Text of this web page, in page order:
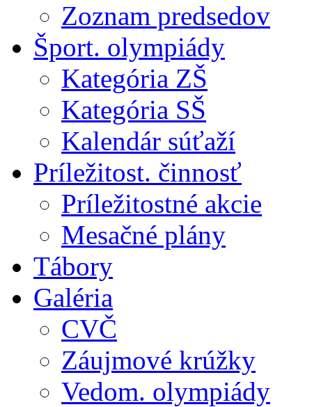
Zoznam predsedov
Šport. olympiády
Kategória ZŠ
Kategória SŠ
Kalendár súťaží
Príležitost. činnosť
Príležitostné akcie
Mesačné plány
Tábory
Galéria
CVČ
Záujmové krúžky
Vedom. olympiády